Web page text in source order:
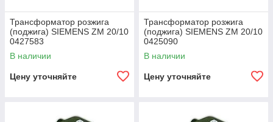
Трансформатор розжига
(поджига) SIEMENS ZM 20/10
0427583
В наличии
Цену уточняйте
Трансформатор розжига
(поджига) SIEMENS ZM 20/10
0425090
В наличии
Цену уточняйте